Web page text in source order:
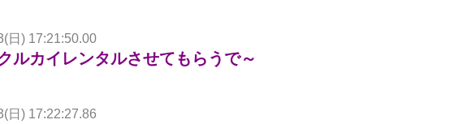
日) 17:21:50.00
ルカイレンタルさせてもらうで～
日) 17:22:27.86